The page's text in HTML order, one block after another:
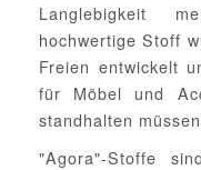
Langlebigkeit
hochwertige Stoff
Freien entwickelt
für Möbel und
standhalten
"Agora"-Stoffe